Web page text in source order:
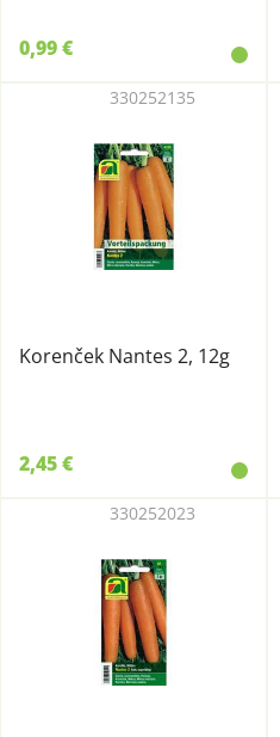
0,99 €
Korenček Nantes 2, 12g
330252135
2,45 €
330252023